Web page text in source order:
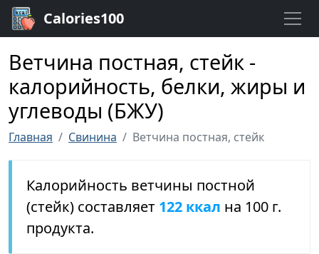
Calories100
Ветчина постная, стейк -
калорийность, белки, жиры и
углеводы (БЖУ)
Главная Свинина Ветчина постная, стейк
Калорийность ветчины постной
(стейк) составляет 122 ккал на 100 г.
продукта.